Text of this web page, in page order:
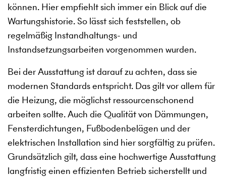
können. Hier empfiehlt sich immer ein Blick auf die
Wartungshistorie. So lässt sich feststellen, ob
regelmäßig Instandhaltungs- und
Instandsetzungsarbeiten vorgenommen wurden.
Bei der Ausstattung ist darauf zu achten, dass sie
modernen Standards entspricht. Das gilt vor allem für
die Heizung, die möglichst ressourcenschonend
arbeiten sollte. Auch die Qualität von Dämmungen,
Fensterdichtungen, Fußbodenbelägen und der
elektrischen Installation sind hier sorgfältig zu prüfen.
Grundsätzlich gilt, dass eine hochwertige Ausstattung
langfristig einen effizienten Betrieb sicherstellt und